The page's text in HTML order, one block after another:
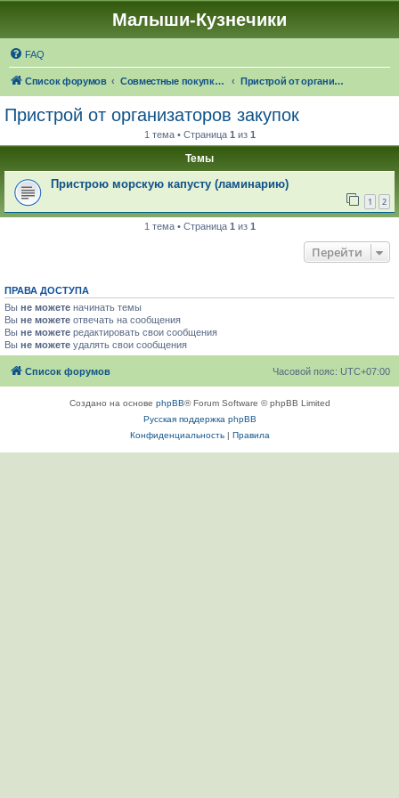
Малыши-Кузнечики
FAQ
Список форумов Совместные покупки "Малыши-Кузнечики" Пристрой от организаторов закупок
Пристрой от организаторов закупок
1 тема • Страница 1 из 1
Темы
Пристрою морскую капусту (ламинарию)
1 2
1 тема • Страница 1 из 1
Перейти
ПРАВА ДОСТУПА
Вы не можете начинать темы
Вы не можете отвечать на сообщения
Вы не можете редактировать свои сообщения
Вы не можете удалять свои сообщения
Список форумов Часовой пояс: UTC+07:00
Создано на основе phpBB® Forum Software © phpBB Limited
Русская поддержка phpBB
Конфиденциальность| Правила